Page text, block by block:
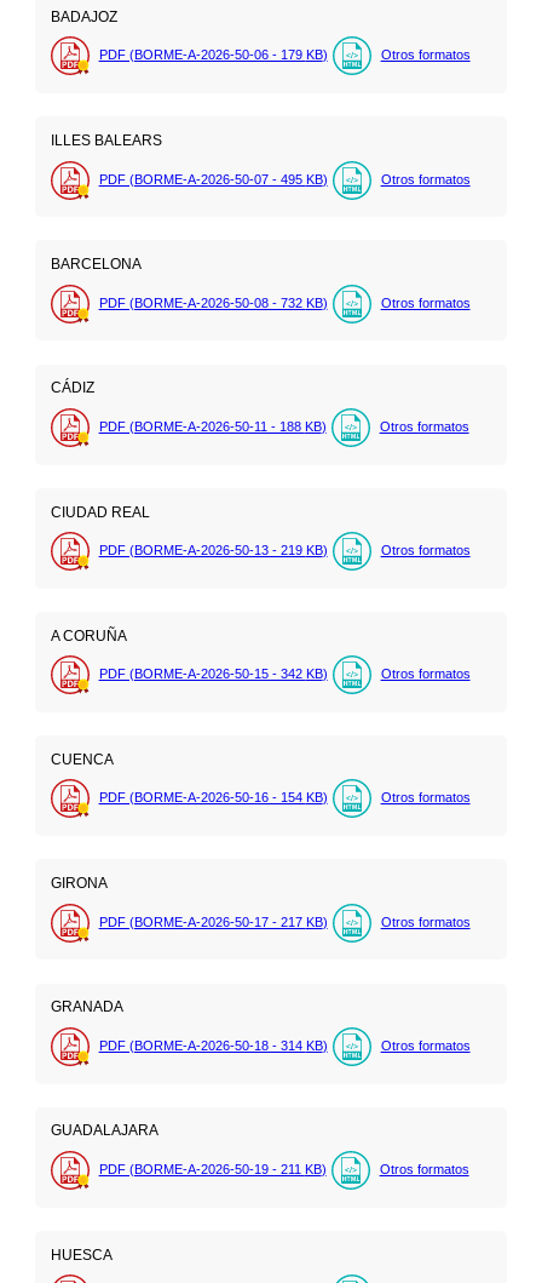
BADAJOZ
PDF (BORME-A-2026-50-06 - 179 KB) Otros formatos
ILLES BALEARS
PDF (BORME-A-2026-50-07 - 495 KB) Otros formatos
BARCELONA
PDF (BORME-A-2026-50-08 - 732 KB) Otros formatos
CÁDIZ
PDF (BORME-A-2026-50-11 - 188 KB) Otros formatos
CIUDAD REAL
PDF (BORME-A-2026-50-13 - 219 KB) Otros formatos
A CORUÑA
PDF (BORME-A-2026-50-15 - 342 KB) Otros formatos
CUENCA
PDF (BORME-A-2026-50-16 - 154 KB) Otros formatos
GIRONA
PDF (BORME-A-2026-50-17 - 217 KB) Otros formatos
GRANADA
PDF (BORME-A-2026-50-18 - 314 KB) Otros formatos
GUADALAJARA
PDF (BORME-A-2026-50-19 - 211 KB) Otros formatos
HUESCA